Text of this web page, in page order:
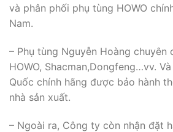
và phân phối phụ tùng HOWO
Nam.
– Phụ tùng Nguyễn Hoàng chuyên
HOWO, Shacman,Dongfeng…vv.
Quốc chính hãng được bảo hành
nhà sản xuất.
– Ngoài ra, Công ty còn nhận đặt